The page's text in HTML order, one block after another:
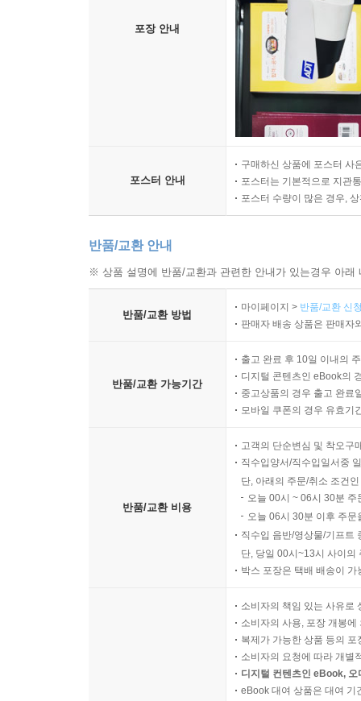
포장 안내
포스터 안내
구매하신 상품에 포스터 사
포스터는 기본적으로 지관
포스터 수량이 많은 경우,
반품/교환 안내
※ 상품 설명에 반품/교환과 관련한 안내가 있는경우 아
반품/교환 방법
마이페이지 > 반품/교환 신
판매자 배송 상품은 판매자
반품/교환 가능기간
출고 완료 후 10일 이내의
디지털 콘텐츠인 eBook의
중고상품의 경우 출고 완료
모바일 쿠폰의 경우 유효기
반품/교환 비용
고객의 단순변심 및 착오구
직수입양서/직수입일서중
단, 아래의 주문/취소 조건
오늘 00시 ~ 06시 30분
오늘 06시 30분 이후 주
직수입 음반/영상물/기프트
단, 당일 00시~13시 사이의
박스 포장은 택배 배송이
소비자의 책임 있는 사유로
소비자의 사용, 포장 개봉
복제가 가능한 상품 등의
소비자의 요청에 따라 개별
디지털 컨텐츠인 eBook,
eBook 대여 상품은 대여 기